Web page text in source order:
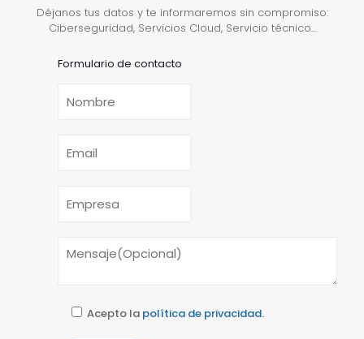
Déjanos tus datos y te informaremos sin compromiso:
Ciberseguridad, Servicios Cloud, Servicio técnico...
Formulario de contacto
Acepto la política de privacidad.